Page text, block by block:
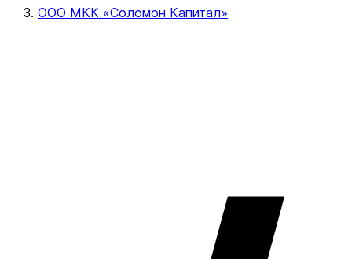
ООО МКК «Соломон Капитал»